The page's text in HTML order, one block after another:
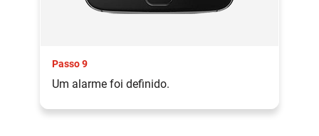
Passo 9
Um alarme foi definido.